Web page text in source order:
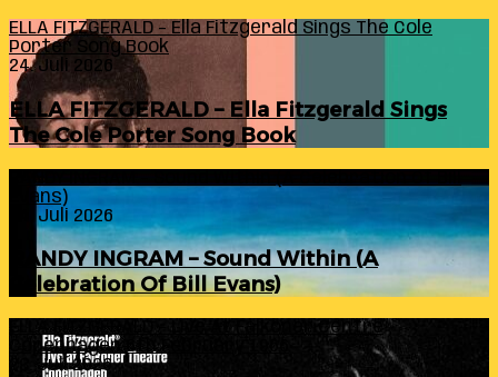
ELLA FITZGERALD – Ella Fitzgerald Sings The Cole
Porter Song Book
24. Juli 2026
ELLA FITZGERALD – Ella Fitzgerald Sings
The Cole Porter Song Book
Evans)
24. Juli 2026
RANDY INGRAM – Sound Within (A
Celebration Of Bill Evans)
ELLA FITZGERALD – Live At Falkoner Centre
Copenhagen 6th February 1966
23. Juli 2026